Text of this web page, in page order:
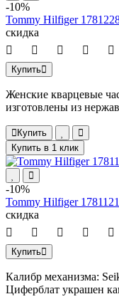
-10%
Tommy Hilfiger
скидка
Купить
Женские кварцевые
изготовлены из
Купить
Купить в 1 клик
-10%
Tommy Hilfiger 1781121
скидка
Купить
Калибр механизма:
Циферблат украшен